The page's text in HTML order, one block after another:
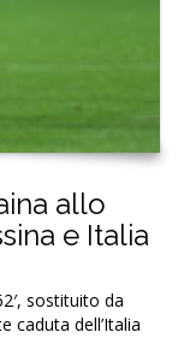
allo
e Italia
sostituito da
caduta dell’Italia